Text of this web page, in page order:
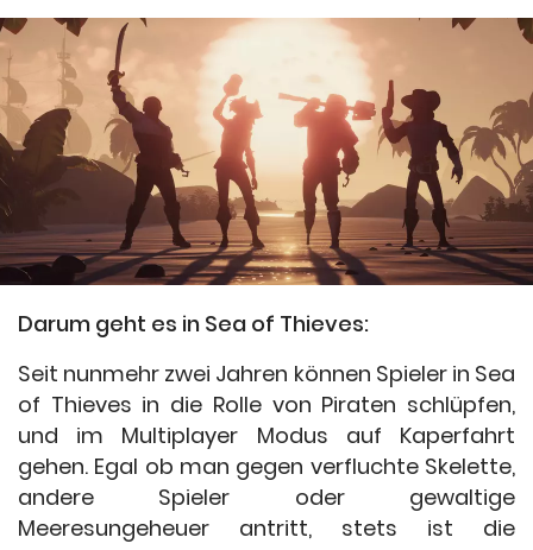
Darum geht es in Sea of Thieves:
Seit nunmehr zwei Jahren können Spieler in Sea
of Thieves in die Rolle von Piraten schlüpfen,
und im Multiplayer Modus auf Kaperfahrt
gehen. Egal ob man gegen verfluchte Skelette,
andere Spieler oder gewaltige
Meeresungeheuer antritt, stets ist die